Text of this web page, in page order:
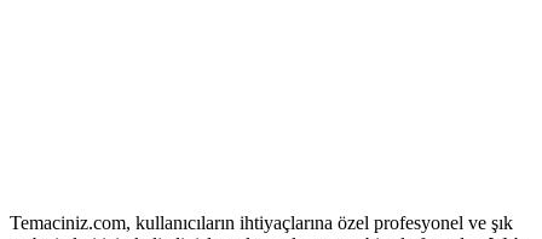
Temaciniz.com, kullanıcıların ihtiyaçlarına özel profesyonel ve şık